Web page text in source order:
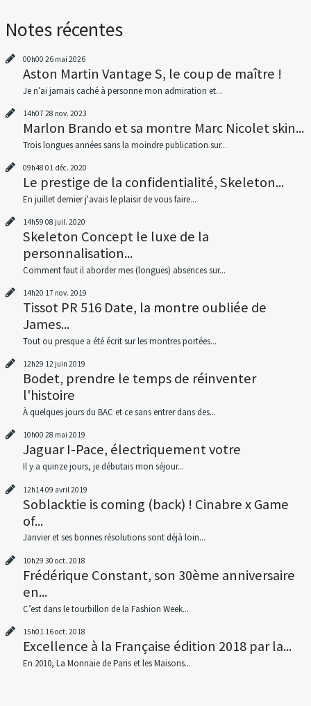
Notes récentes
00h00 26 mai 2026
Aston Martin Vantage S, le coup de maître !
Je n’ai jamais caché à personne mon admiration et...
14h07 28 nov. 2023
Marlon Brando et sa montre Marc Nicolet skin...
Trois longues années sans la moindre publication sur...
09h48 01 déc. 2020
Le prestige de la confidentialité, Skeleton...
En juillet dernier j'avais le plaisir de vous faire...
14h59 08 juil. 2020
Skeleton Concept le luxe de la
personnalisation...
Comment faut il aborder mes (longues) absences sur...
14h20 17 nov. 2019
Tissot PR 516 Date, la montre oubliée de
James...
Tout ou presque a été écrit sur les montres portées...
12h29 12 juin 2019
Bodet, prendre le temps de réinventer
l'histoire
À quelques jours du BAC et ce sans entrer dans des...
10h00 28 mai 2019
Jaguar I-Pace, électriquement votre
Il y a quinze jours, je débutais mon séjour...
12h1409 avril 2019
Soblacktie is coming (back) ! Cinabre x Game
of...
Janvier et ses bonnes résolutions sont déjà loin...
10h29 30 oct. 2018
Frédérique Constant, son 30ème anniversaire
en...
C’est dans le tourbillon de la Fashion Week...
15h01 16oct. 2018
Excellence à la Française édition 2018 par la...
En 2010, La Monnaie de Paris et les Maisons...